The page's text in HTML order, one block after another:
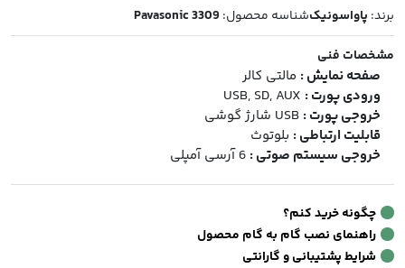
برند: پاواسونیکشناسه محصول: Pavasonic 3309
مشخصات فنی
صفحه نمایش : مالتی کالر
ورودی پورت : USB, SD, AUX
خروجی پورت : USB شارژ گوشی
قابلیت ارتباطی : بلوتوث
خروجی سیستم صوتی : 6 آرسی آمپلی
چگونه خرید کنم؟
راهنمای نصب گام به گام محصول
شرایط پشتیبانی و گارانتی